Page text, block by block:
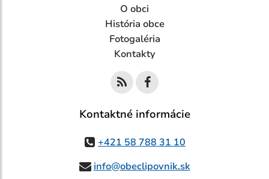
O obci
História obce
Fotogaléria
Kontakty
Kontaktné informácie
+421 58 788 31 10
info@obeclipovnik.sk